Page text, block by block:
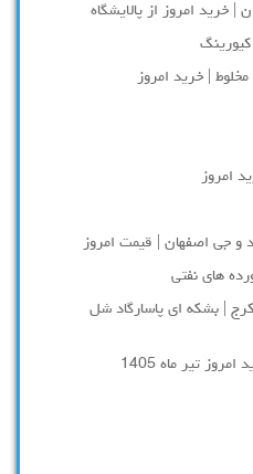
خرید امروز از پالایشگاه
| خرید امروز
امروز
های نفتی
| بشکه ای پاسارگاد شل
تیر ماه 1405